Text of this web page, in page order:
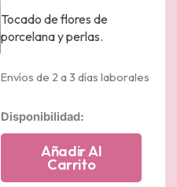
Tocado de flores de
porcelana y perlas.
Envíos de 2 a 3 días laborales
Disponibilidad:
Tocado
porcelana
Añadir Al
Carrito